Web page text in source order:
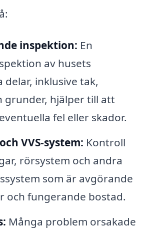
inspektion: En
av husets
inklusive tak,
grunder, hjälper till att
fel eller skador.
VVS-system: Kontroll
rörsystem och andra
som är avgörande
och fungerande bostad.
Många problem orsakade